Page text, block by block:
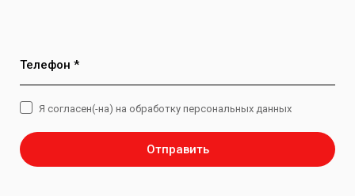
Телефон *
Отправить
Я согласен(-на) на обработку персональных данных